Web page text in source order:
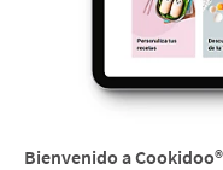
Bienvenido a